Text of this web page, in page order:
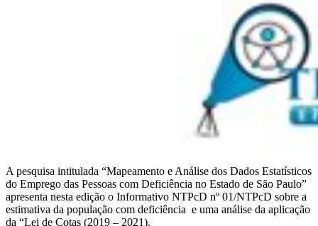
A pesquisa intitulada “Mapeamento e Análise dos Dados Estatísticos
do Emprego das Pessoas com Deficiência no Estado de São Paulo”
apresenta nesta edição o Informativo NTPcD nº 01/NTPcD sobre a
estimativa da população com deficiência e uma análise da aplicação
da “Lei de Cotas (2019 – 2021).